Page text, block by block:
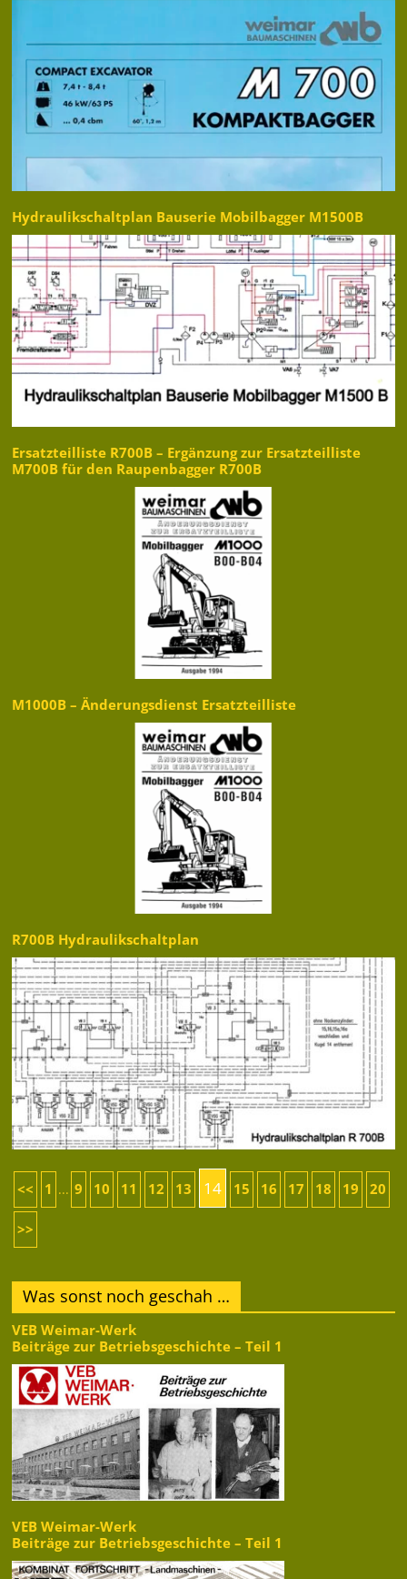
Hydraulikschaltplan Bauserie Mobilbagger M1500B
Ersatzteilliste R700B – Ergänzung zur Ersatzteilliste
M700B für den Raupenbagger R700B
M1000B – Änderungsdienst Ersatzteilliste
R700B Hydraulikschaltplan
<< 1 ... 9 10 11 12 13 14 15 16 17 18 19 20
>>
Was sonst noch geschah …
VEB Weimar-Werk
Beiträge zur Betriebsgeschichte – Teil 1
VEB Weimar-Werk
Beiträge zur Betriebsgeschichte – Teil 1